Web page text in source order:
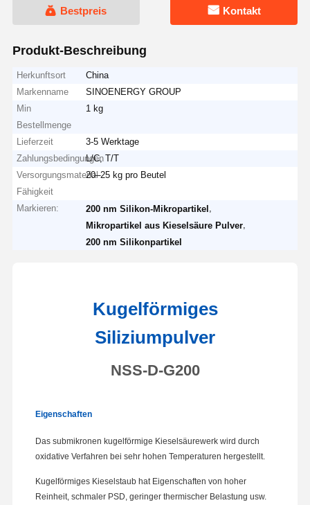
Bestpreis Kontakt
Produkt-Beschreibung
Herkunftsort
China
Markenname
SINOENERGY GROUP
Min
Bestellmenge
1 kg
Lieferzeit
3-5 Werktage
ZahlungsbedingungenL/C, T/T
Versorgungsmaterial-
Fähigkeit
20–25 kg pro Beutel
Markieren: 200 nm Silikon-Mikropartikel
Mikropartikel aus Kieselsäure Pulver
200 nm Silikonpartikel
Kugelförmiges
Siliziumpulver
NSS-D-G200
Eigenschaften
Das submikronen kugelförmige Kieselsäurewerk wird durch
oxidative Verfahren bei sehr hohen Temperaturen hergestellt.
Kugelförmiges Kieselstaub hat Eigenschaften von hoher
Reinheit, schmaler PSD, geringer thermischer Belastung usw.